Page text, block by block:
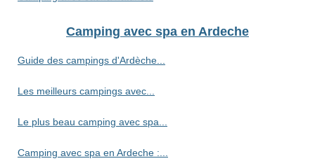
Camping avec spa en Ardeche
Guide des campings d'Ardèche...
Les meilleurs campings avec...
Le plus beau camping avec spa...
Camping avec spa en Ardeche :...